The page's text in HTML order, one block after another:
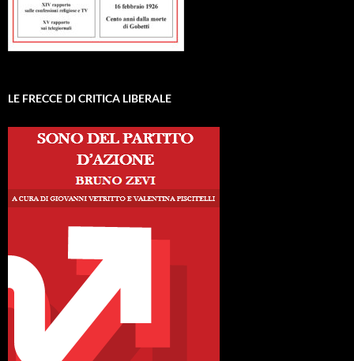
LE FRECCE DI CRITICA LIBERALE